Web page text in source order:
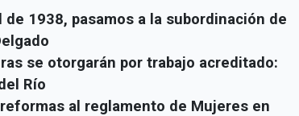
de 1938, pasamos a la subordinación de
se otorgarán por trabajo acreditado:
Río
al reglamento de Mujeres en